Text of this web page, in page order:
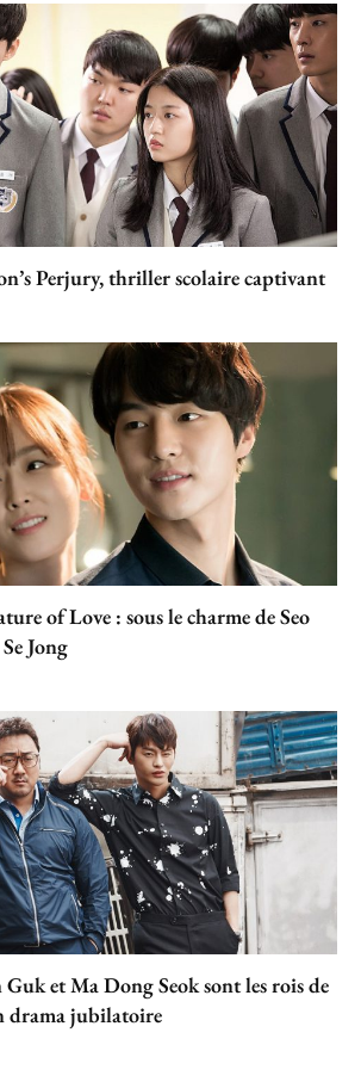
Perjury, thriller scolaire captivant
of Love : sous le charme de Seo
Jong
Guk et Ma Dong Seok sont les rois de
drama jubilatoire